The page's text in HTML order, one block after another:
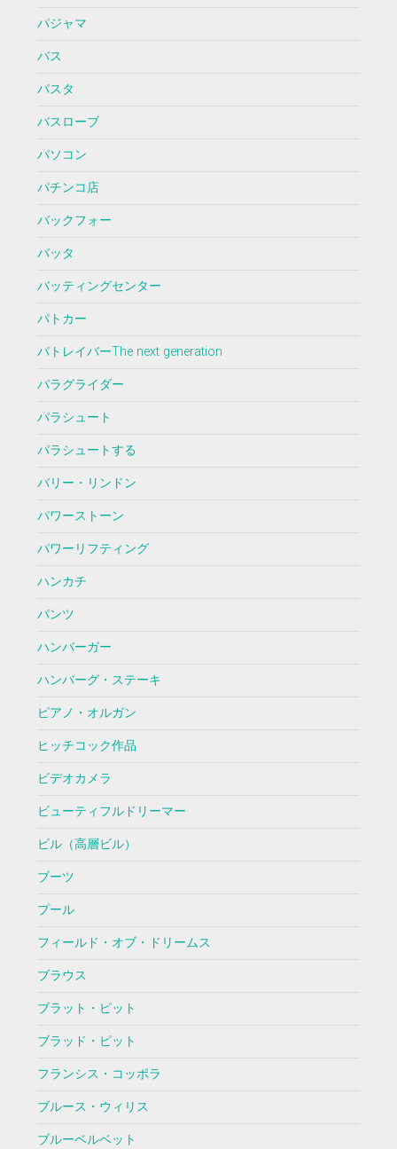
パジャマ
バス
パスタ
バスローブ
パソコン
パチンコ店
バックフォー
バッタ
バッティングセンター
パトカー
パトレイバーThe next generation
パラグライダー
パラシュート
パラシュートする
バリー・リンドン
パワーストーン
パワーリフティング
ハンカチ
パンツ
ハンバーガー
ハンバーグ・ステーキ
ピアノ・オルガン
ヒッチコック作品
ビデオカメラ
ビューティフルドリーマー
ビル（高層ビル）
ブーツ
プール
フィールド・オブ・ドリームス
ブラウス
ブラット・ピット
ブラッド・ピット
フランシス・コッポラ
ブルース・ウィリス
ブルーベルベット